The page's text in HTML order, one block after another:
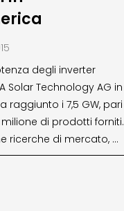
degli inverter
Solar Technology AG in
raggiunto i 7,5 GW, pari
di prodotti forniti.
ricerche di mercato, …